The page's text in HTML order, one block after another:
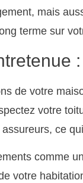
mais
terme sur
de votre
votre
ce
comme
votre